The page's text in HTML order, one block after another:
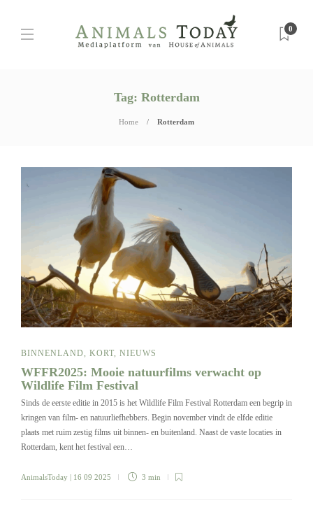
0
Tag: Rotterdam
Home Rotterdam
BINNENLAND, KORT, NIEUWS
WFFR2025: Mooie natuurfilms verwacht op
Wildlife Film Festival
Sinds de eerste editie in 2015 is het Wildlife Film Festival Rotterdam een begrip in
kringen van film- en natuurliefhebbers. Begin november vindt de elfde editie
plaats met ruim zestig films uit binnen- en buitenland. Naast de vaste locaties in
Rotterdam, kent het festival een…
AnimalsToday | 16 09 2025 3 min